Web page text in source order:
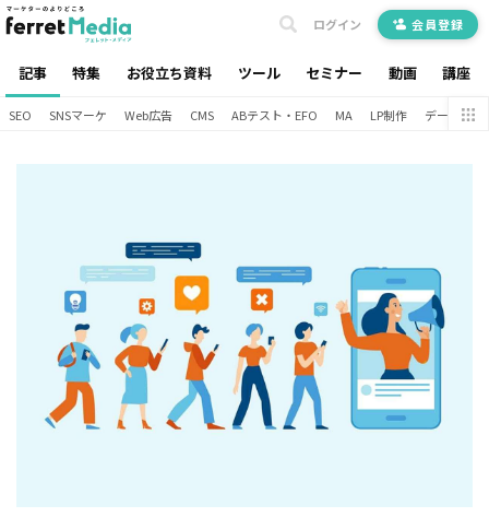
記事 特集 お役立ち資料 ツール セミナー 動画 講座
ログイン 会員登録
SEO SNSマーケ Web広告 CMS ABテスト・EFO MA LP制作 データ分析